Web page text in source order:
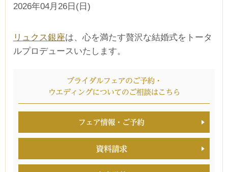
2026年04月26日(日)
リュクス銀座は、心を満たす贅沢な結婚式をトータ
ルプロデュースいたします。